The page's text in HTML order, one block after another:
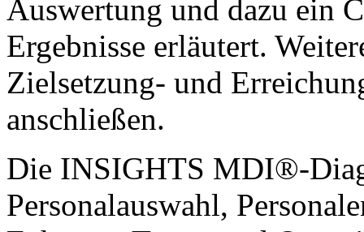
Auswertung und dazu ein
Ergebnisse erläutert.
Zielsetzung- und
anschließen.
Die INSIGHTS MDI®-
Personalauswahl,